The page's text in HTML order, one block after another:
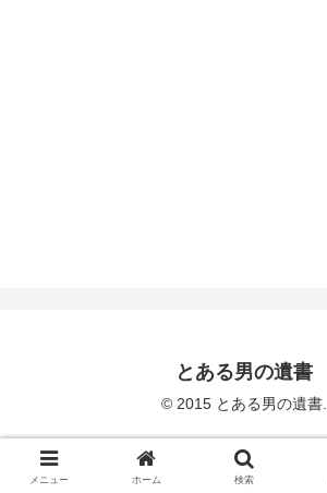
とある男の遺書
© 2015 とある男の遺書.
メニュー ホーム 検索